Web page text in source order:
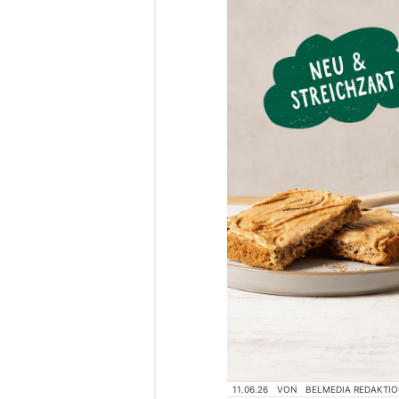
11.06.26 VON BELMEDIA